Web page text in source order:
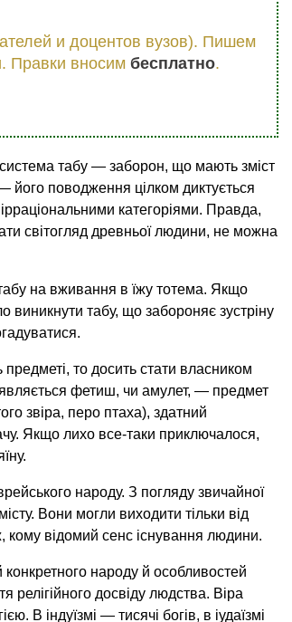
и доцентов вузов). Пишем
Правки вносим бесплатно.
система табу — заборон, що мають зміст
поводження цілком диктується
категоріями. Правда,
світогляд древньої людини, не можна
на вживання в їжу тотема. Якщо
виникнути табу, що забороняє зустріну
то досить стати власником
фетиш, чи амулет, — предмет
звіра, перо птаха), здатний
Якщо лихо все-таки приключалося,
народу. З погляду звичайної
Вони могли виходити тільки від
кому відомий сенс існування людини.
народу й особливостей
релігійного досвіду людства. Віра
В індуїзмі — тисячі богів, в іудаїзмі